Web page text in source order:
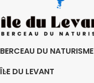
BERCEAU DU NATURISME
ÎLE DU LEVANT